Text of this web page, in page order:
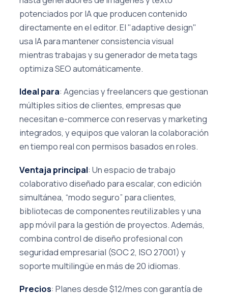
potenciados por IA que producen contenido
directamente en el editor. El "adaptive design"
usa IA para mantener consistencia visual
mientras trabajas y su generador de meta tags
optimiza SEO automáticamente.
Ideal para: Agencias y freelancers que gestionan
múltiples sitios de clientes, empresas que
necesitan e-commerce con reservas y marketing
integrados, y equipos que valoran la colaboración
en tiempo real con permisos basados en roles.
Ventaja principal: Un espacio de trabajo
colaborativo diseñado para escalar, con edición
simultánea, “modo seguro” para clientes,
bibliotecas de componentes reutilizables y una
app móvil para la gestión de proyectos. Además,
combina control de diseño profesional con
seguridad empresarial (SOC 2, ISO 27001) y
soporte multilingüe en más de 20 idiomas.
Precios: Planes desde $12/mes con garantía de